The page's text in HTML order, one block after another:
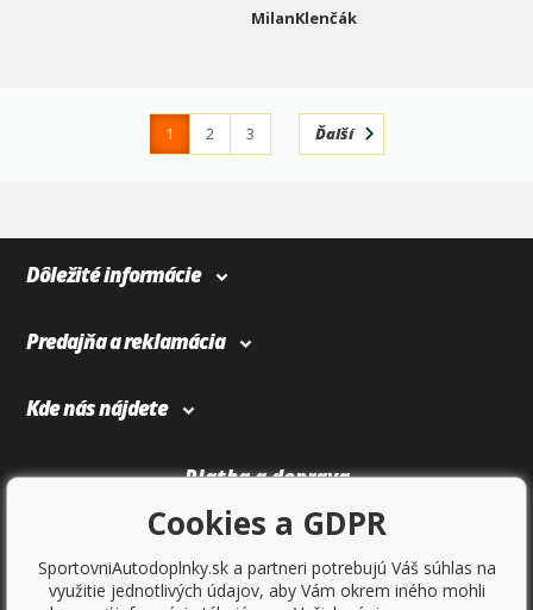
MilanKlenčák
1 2
3
Ďalší
Dôležité informácie
Predajňa a reklamácia
Kde nás nájdete
Platba a doprava
Cookies a GDPR
SportovniAutodoplnky.sk a partneri potrebujú Váš súhlas na
využitie jednotlivých údajov, aby Vám okrem iného mohli